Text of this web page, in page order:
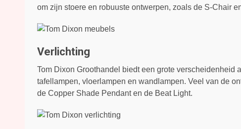
om zijn stoere en robuuste ontwerpen, zoals de S-Chair
Verlichting
Tom Dixon Groothandel biedt een grote verscheidenheid
tafellampen, vloerlampen en wandlampen. Veel van de
de Copper Shade Pendant en de Beat Light.